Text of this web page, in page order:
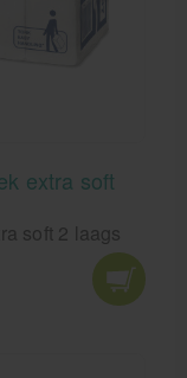
extra soft
soft 2 laags
De
xpress